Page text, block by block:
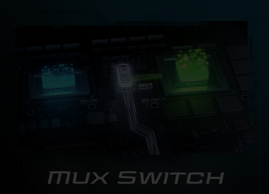
Mux Switch